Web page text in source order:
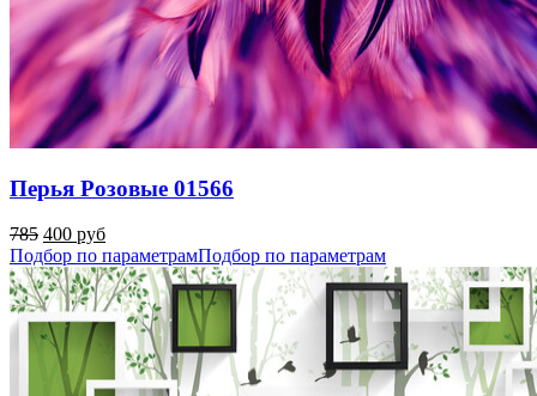
Перья Розовые 01566
785 400 руб
Подбор по параметрамПодбор по параметрам